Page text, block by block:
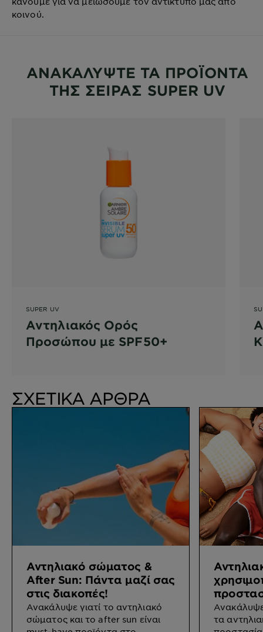
κοινού.
ΑΝΑΚΑΛΥΨΤΕ ΤΑ ΠΡΟΪΟΝΤΑ
ΤΗΣ ΣΕΙΡΑΣ SUPER UV
SUPER UV
Αντηλιακός Ορός
Προσώπου με SPF50+
ΣΧΕΤΙΚΑ ΑΡΘΡΑ
Αντηλιακό σώματος &
After Sun: Πάντα μαζί σας
στις διακοπές!
Ανακάλυψε γιατί το αντηλιακό
σώματος και το after sun είναι
τα